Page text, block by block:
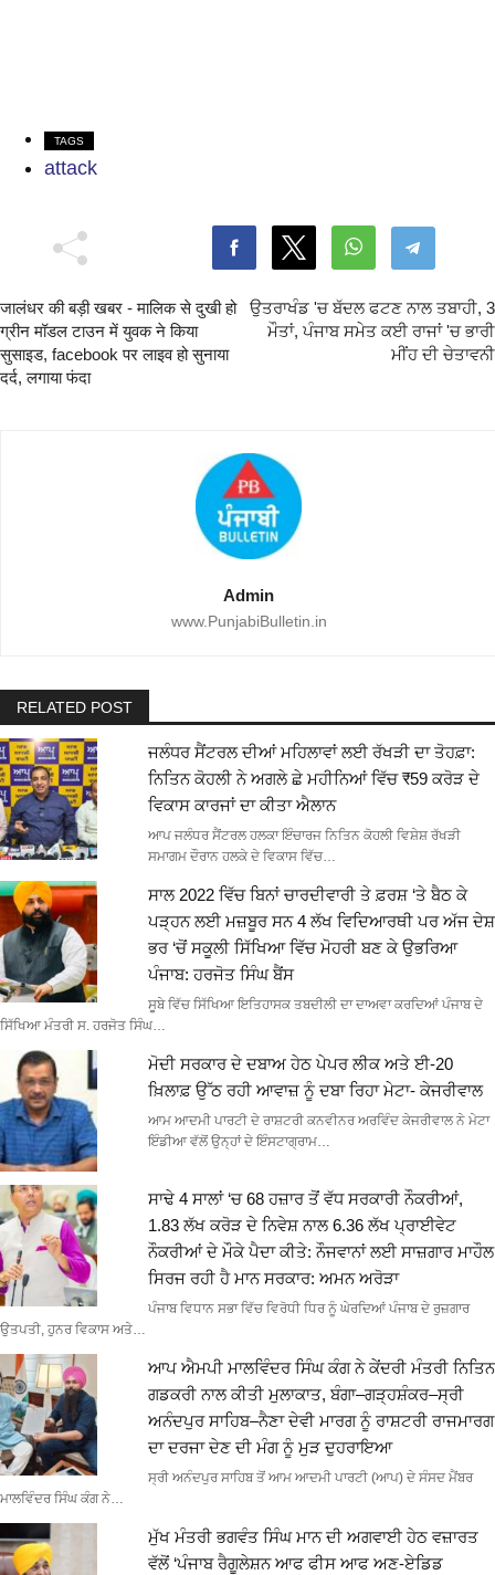
TAGS
attack
जालंधर की बड़ी खबर - मालिक से दुखी हो
ग्रीन मॉडल टाउन में युवक ने किया
सुसाइड, facebook पर लाइव हो सुनाया
दर्द, लगाया फंदा
ਉਤਰਾਖੰਡ 'ਚ ਬੱਦਲ ਫਟਣ ਨਾਲ ਤਬਾਹੀ, 3
ਮੌਤਾਂ, ਪੰਜਾਬ ਸਮੇਤ ਕਈ ਰਾਜਾਂ 'ਚ ਭਾਰੀ
ਮੀਂਹ ਦੀ ਚੇਤਾਵਨੀ
Admin
www.PunjabiBulletin.in
RELATED POST
ਜਲੰਧਰ ਸੈਂਟਰਲ ਦੀਆਂ ਮਹਿਲਾਵਾਂ ਲਈ ਰੱਖੜੀ ਦਾ ਤੋਹਫ਼ਾ:
ਨਿਤਿਨ ਕੋਹਲੀ ਨੇ ਅਗਲੇ ਛੇ ਮਹੀਨਿਆਂ ਵਿੱਚ ₹59 ਕਰੋੜ ਦੇ
ਵਿਕਾਸ ਕਾਰਜਾਂ ਦਾ ਕੀਤਾ ਐਲਾਨ
ਆਪ ਜਲੰਧਰ ਸੈਂਟਰਲ ਹਲਕਾ ਇੰਚਾਰਜ ਨਿਤਿਨ ਕੋਹਲੀ ਵਿਸ਼ੇਸ਼ ਰੱਖੜੀ
ਸਮਾਗਮ ਦੌਰਾਨ ਹਲਕੇ ਦੇ ਵਿਕਾਸ ਵਿੱਚ…
ਸਾਲ 2022 ਵਿੱਚ ਬਿਨਾਂ ਚਾਰਦੀਵਾਰੀ ਤੇ ਫ਼ਰਸ਼ ‘ਤੇ ਬੈਠ ਕੇ
ਪੜ੍ਹਨ ਲਈ ਮਜ਼ਬੂਰ ਸਨ 4 ਲੱਖ ਵਿਦਿਆਰਥੀ ਪਰ ਅੱਜ ਦੇਸ਼
ਭਰ ‘ਚੋਂ ਸਕੂਲੀ ਸਿੱਖਿਆ ਵਿੱਚ ਮੋਹਰੀ ਬਣ ਕੇ ਉਭਰਿਆ
ਪੰਜਾਬ: ਹਰਜੋਤ ਸਿੰਘ ਬੈਂਸ
ਸੂਬੇ ਵਿੱਚ ਸਿੱਖਿਆ ਇਤਿਹਾਸਕ ਤਬਦੀਲੀ ਦਾ ਦਾਅਵਾ ਕਰਦਿਆਂ ਪੰਜਾਬ ਦੇ
ਸਿੱਖਿਆ ਮੰਤਰੀ ਸ. ਹਰਜੋਤ ਸਿੰਘ…
ਮੋਦੀ ਸਰਕਾਰ ਦੇ ਦਬਾਅ ਹੇਠ ਪੇਪਰ ਲੀਕ ਅਤੇ ਈ-20
ਖ਼ਿਲਾਫ਼ ਉੱਠ ਰਹੀ ਆਵਾਜ਼ ਨੂੰ ਦਬਾ ਰਿਹਾ ਮੇਟਾ- ਕੇਜਰੀਵਾਲ
ਆਮ ਆਦਮੀ ਪਾਰਟੀ ਦੇ ਰਾਸ਼ਟਰੀ ਕਨਵੀਨਰ ਅਰਵਿੰਦ ਕੇਜਰੀਵਾਲ ਨੇ ਮੇਟਾ
ਇੰਡੀਆ ਵੱਲੋਂ ਉਨ੍ਹਾਂ ਦੇ ਇੰਸਟਾਗ੍ਰਾਮ…
ਸਾਢੇ 4 ਸਾਲਾਂ ‘ਚ 68 ਹਜ਼ਾਰ ਤੋਂ ਵੱਧ ਸਰਕਾਰੀ ਨੌਕਰੀਆਂ,
1.83 ਲੱਖ ਕਰੋੜ ਦੇ ਨਿਵੇਸ਼ ਨਾਲ 6.36 ਲੱਖ ਪ੍ਰਾਈਵੇਟ
ਨੌਕਰੀਆਂ ਦੇ ਮੌਕੇ ਪੈਦਾ ਕੀਤੇ: ਨੌਜਵਾਨਾਂ ਲਈ ਸਾਜ਼ਗਾਰ ਮਾਹੌਲ
ਸਿਰਜ ਰਹੀ ਹੈ ਮਾਨ ਸਰਕਾਰ: ਅਮਨ ਅਰੋੜਾ
ਪੰਜਾਬ ਵਿਧਾਨ ਸਭਾ ਵਿੱਚ ਵਿਰੋਧੀ ਧਿਰ ਨੂੰ ਘੇਰਦਿਆਂ ਪੰਜਾਬ ਦੇ ਰੁਜ਼ਗਾਰ
ਉਤਪਤੀ, ਹੁਨਰ ਵਿਕਾਸ ਅਤੇ…
ਆਪ ਐਮਪੀ ਮਾਲਵਿੰਦਰ ਸਿੰਘ ਕੰਗ ਨੇ ਕੇਂਦਰੀ ਮੰਤਰੀ ਨਿਤਿਨ
ਗਡਕਰੀ ਨਾਲ ਕੀਤੀ ਮੁਲਾਕਾਤ, ਬੰਗਾ–ਗੜ੍ਹਸ਼ੰਕਰ–ਸ੍ਰੀ
ਅਨੰਦਪੁਰ ਸਾਹਿਬ–ਨੈਣਾ ਦੇਵੀ ਮਾਰਗ ਨੂੰ ਰਾਸ਼ਟਰੀ ਰਾਜਮਾਰਗ
ਦਾ ਦਰਜਾ ਦੇਣ ਦੀ ਮੰਗ ਨੂੰ ਮੁੜ ਦੁਹਰਾਇਆ
ਸ੍ਰੀ ਅਨੰਦਪੁਰ ਸਾਹਿਬ ਤੋਂ ਆਮ ਆਦਮੀ ਪਾਰਟੀ (ਆਪ) ਦੇ ਸੰਸਦ ਮੈਂਬਰ
ਮਾਲਵਿੰਦਰ ਸਿੰਘ ਕੰਗ ਨੇ…
ਮੁੱਖ ਮੰਤਰੀ ਭਗਵੰਤ ਸਿੰਘ ਮਾਨ ਦੀ ਅਗਵਾਈ ਹੇਠ ਵਜ਼ਾਰਤ
ਵੱਲੋਂ ‘ਪੰਜਾਬ ਰੈਗੂਲੇਸ਼ਨ ਆਫ ਫੀਸ ਆਫ ਅਣ-ਏਡਿਡ